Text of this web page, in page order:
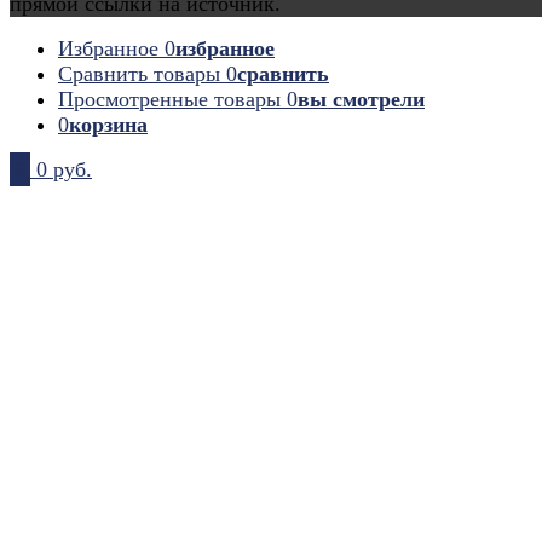
Избранное 0избранное
Сравнить товары 0сравнить
Просмотренные товары 0вы смотрели
0корзина
0 руб.